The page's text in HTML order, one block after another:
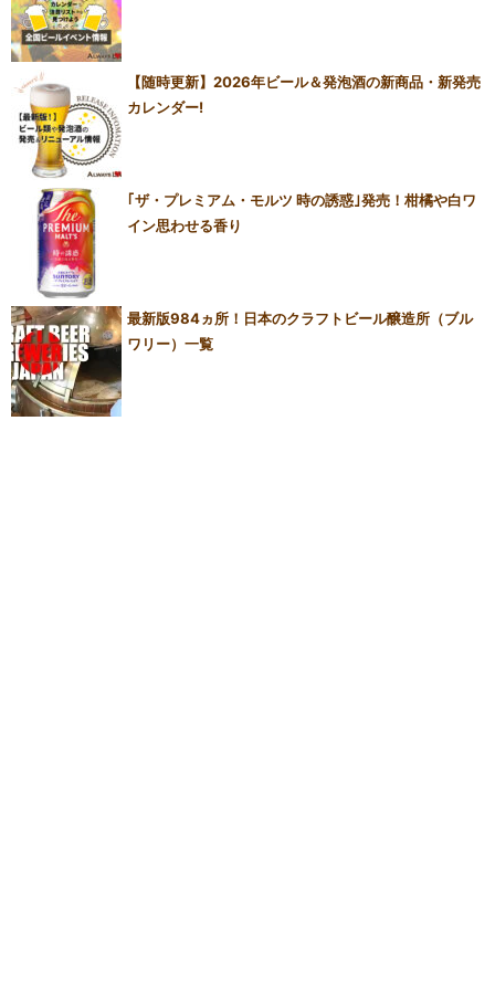
【随時更新】2026年ビール＆発泡酒の新商品・新発売
カレンダー!
｢ザ・プレミアム・モルツ 時の誘惑｣発売！柑橘や白ワ
イン思わせる香り
最新版984ヵ所！日本のクラフトビール醸造所（ブル
ワリー）一覧